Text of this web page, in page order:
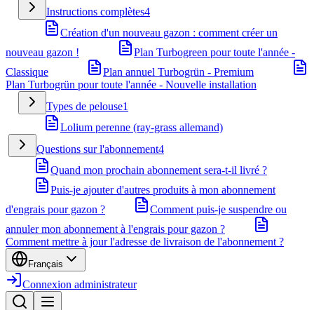
Instructions complètes4
Création d'un nouveau gazon : comment créer un
nouveau gazon !
Plan Turbogreen pour toute l'année -
Classique
Plan annuel Turbogrün - Premium
Plan Turbogrün pour toute l'année - Nouvelle installation
Types de pelouse1
Lolium perenne (ray-grass allemand)
Questions sur l'abonnement4
Quand mon prochain abonnement sera-t-il livré ?
Puis-je ajouter d'autres produits à mon abonnement
d'engrais pour gazon ?
Comment puis-je suspendre ou
annuler mon abonnement à l'engrais pour gazon ?
Comment mettre à jour l'adresse de livraison de l'abonnement ?
Français
Connexion administrateur